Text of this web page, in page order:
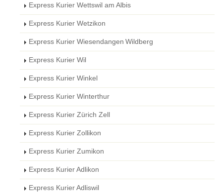
Express Kurier Wettswil am Albis
Express Kurier Wetzikon
Express Kurier Wiesendangen Wildberg
Express Kurier Wil
Express Kurier Winkel
Express Kurier Winterthur
Express Kurier Zürich Zell
Express Kurier Zollikon
Express Kurier Zumikon
Express Kurier Adlikon
Express Kurier Adliswil